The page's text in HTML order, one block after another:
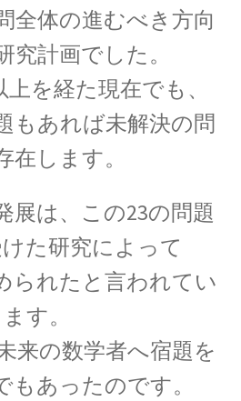
関係の物理学者
らフェルミまでの系譜】
アム・トムソン
PC, PRS, PRSE】
学（Universität Wien)
語圏最古の大学】
全体の進むべき方向
究計画でした。
を経た現在でも、
もあれば未解決の問
在します。
展は、この23の問題
た研究によって
られたと言われてい
ます。
来の数学者へ宿題を
もあったのです。